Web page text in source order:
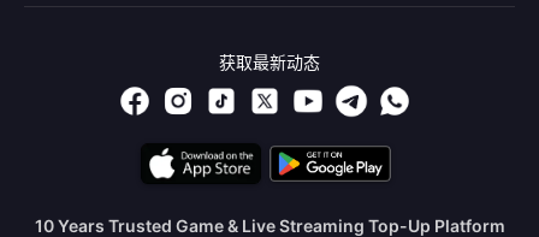
获取最新动态
10 Years Trusted Game & Live Streaming Top-Up Platform